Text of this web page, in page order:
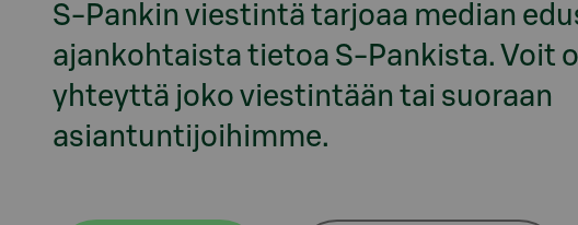
S-Pankin viestintä tarjoaa median
ajankohtaista tietoa S-Pankista. Voit
yhteyttä joko viestintään tai suoraan
asiantuntijoihimme.